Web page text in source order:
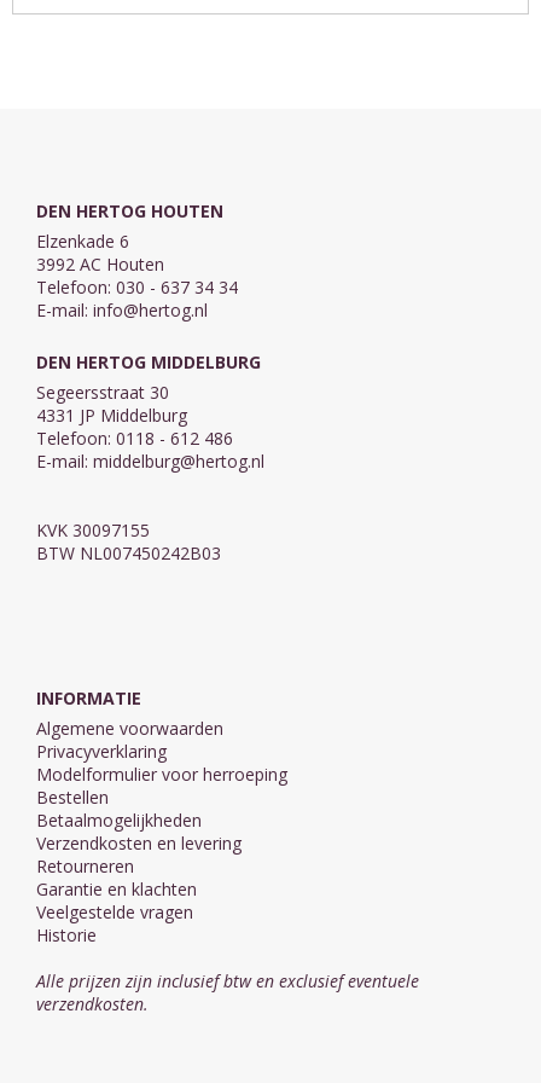
geschenkfolie.
DEN HERTOG HOUTEN
Elzenkade 6
3992 AC Houten
Telefoon: 030 - 637 34 34
E-mail: info@hertog.nl
DEN HERTOG MIDDELBURG
Segeersstraat 30
4331 JP Middelburg
Telefoon: 0118 - 612 486
E-mail: middelburg@hertog.nl
KVK 30097155
BTW NL007450242B03
INFORMATIE
Algemene voorwaarden
Privacyverklaring
Modelformulier voor herroeping
Bestellen
Betaalmogelijkheden
Verzendkosten en levering
Retourneren
Garantie en klachten
Veelgestelde vragen
Historie
Alle prijzen zijn inclusief btw en exclusief eventuele
verzendkosten.